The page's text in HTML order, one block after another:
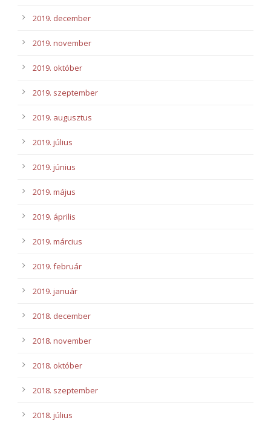
2019. december
2019. november
2019. október
2019. szeptember
2019. augusztus
2019. július
2019. június
2019. május
2019. április
2019. március
2019. február
2019. január
2018. december
2018. november
2018. október
2018. szeptember
2018. július